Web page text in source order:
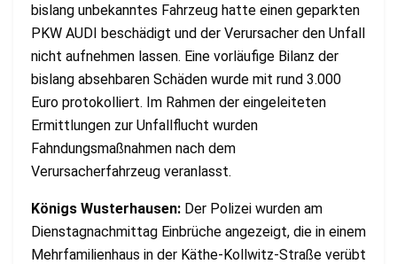
bislang unbekanntes Fahrzeug hatte einen geparkten
PKW AUDI beschädigt und der Verursacher den Unfall
nicht aufnehmen lassen. Eine vorläufige Bilanz der
bislang absehbaren Schäden wurde mit rund 3.000
Euro protokolliert. Im Rahmen der eingeleiteten
Ermittlungen zur Unfallflucht wurden
Fahndungsmaßnahmen nach dem
Verursacherfahrzeug veranlasst.
Königs Wusterhausen: Der Polizei wurden am
Dienstagnachmittag Einbrüche angezeigt, die in einem
Mehrfamilienhaus in der Käthe-Kollwitz-Straße verübt